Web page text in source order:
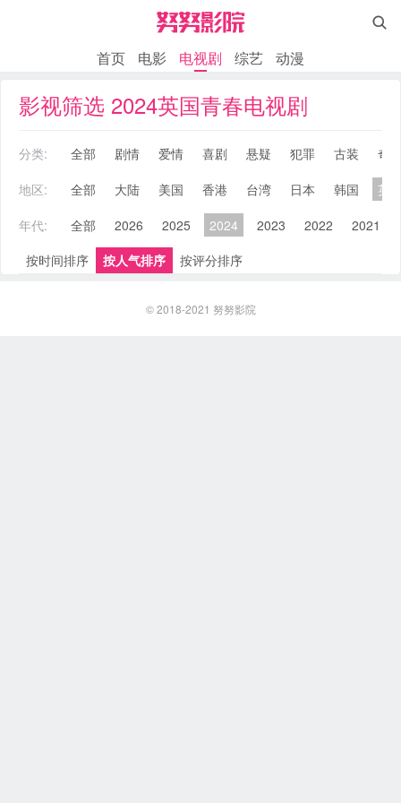

首页 电影 电视剧 综艺 动漫
影视筛选 2024英国青春电视剧
分类: 全部 剧情 爱情 喜剧 悬疑 犯罪 古装
奇
地区:
全部 大陆 美国 香港 台湾 日本 韩国
英
年代:
全部 2026 2025 2024 2023 2022 2021
按时间排序
按人气排序 按评分排序
© 2018-2021 努努影院